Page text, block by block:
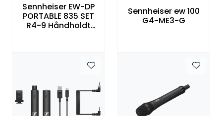
Sennheiser EW-DP
PORTABLE 835 SET
R4-9 Håndholdt
Sennheiser ew 100
G4-ME3-G